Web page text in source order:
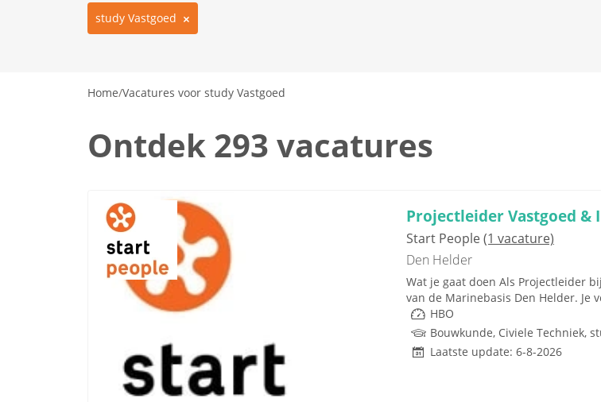
study Vastgoed
Home/Vacatures voor study Vastgoed
Ontdek 293 vacatures
Projectleider Vastgoed
Start People(1 vacature)
Den Helder
Wat je gaat doen Als Projectleider
van de Marinebasis Den Helder. Je
HBO
Laatste update: 6-8-2026